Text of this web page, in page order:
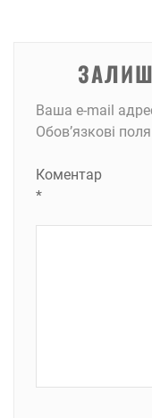
Ваша e-mail
Обов’язкові
Коментар
*